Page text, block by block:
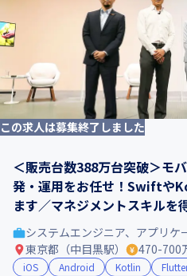
この求人は募集終了しました
＜販売台数388万台突破＞モ
発・運用をお任せ！Swiftや
ます／マネジメントスキルを
システムエンジニア、アプリケ
東京都（中目黒駅）
470-700
iOS Android Kotlin